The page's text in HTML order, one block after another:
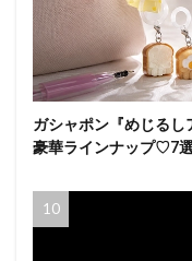
ガシャポン『めじるし
豪華ラインナップ♡7